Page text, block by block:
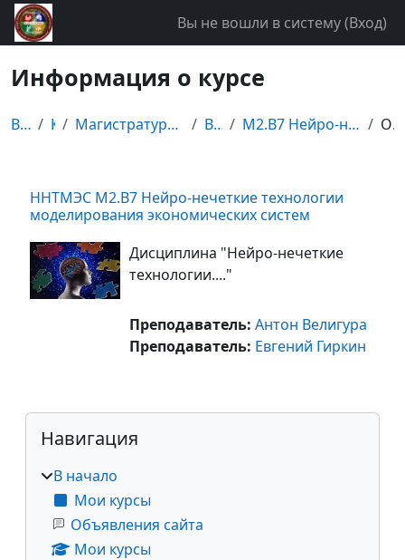
Перейти к основному содержанию
Вы не вошли в систему (Вход)
Информация о курсе
В начало Курсы Магистратура специальности "Бизнес-информатика" Второй курс М2.В7 Нейро-нечеткие технологии моделирования экон... Описание
ННТМЭС М2.В7 Нейро-нечеткие технологии
моделирования экономических систем
Дисциплина "Нейро-нечеткие
технологии...."
Преподаватель: Антон Велигура
Преподаватель: Евгений Гиркин
Блоки
Пропустить Навигация
Навигация
В начало
Мои курсы
Объявления сайта
Мои курсы